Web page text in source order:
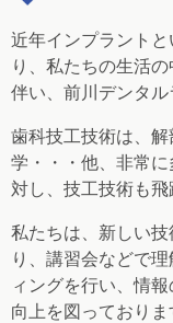
近年インプラント
り、私たちの生活
伴い、前川デンタル
歯科技工技術は、
学・・・他、非常
対し、技工技術も飛
私たちは、 新しい
り、講習会などで
ィングを行い、情
向上を図っておりま